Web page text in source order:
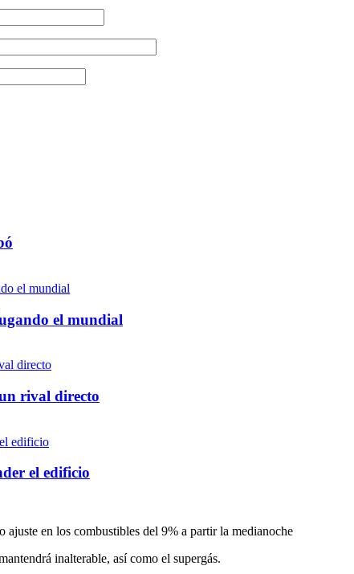
el mundial
rival directo
el edificio
en los combustibles del 9% a partir la medianoche
inalterable, así como el supergás.